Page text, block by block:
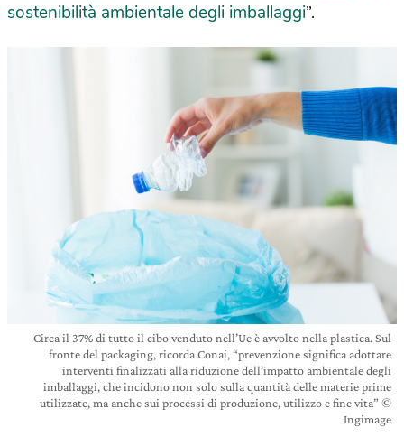
sostenibilità ambientale degli imballaggi”.
Circa il 37% di tutto il cibo venduto nell’Ue è avvolto nella plastica. Sul
fronte del packaging, ricorda Conai, “prevenzione significa adottare
interventi finalizzati alla riduzione dell’impatto ambientale degli
imballaggi, che incidono non solo sulla quantità delle materie prime
utilizzate, ma anche sui processi di produzione, utilizzo e fine vita” ©
Ingimage